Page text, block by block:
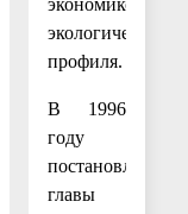
экологического
профиля.
В 1996
году
постановлением
главы